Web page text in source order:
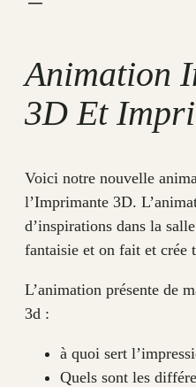
Animation
3D Et
Voici notre nouvelle
l’Imprimante 3D.
d’inspirations dans la
fantaisie et on fait et crée
L’animation présente de
3d :
à quoi sert
Quels sont les